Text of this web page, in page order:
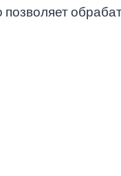
позволяет